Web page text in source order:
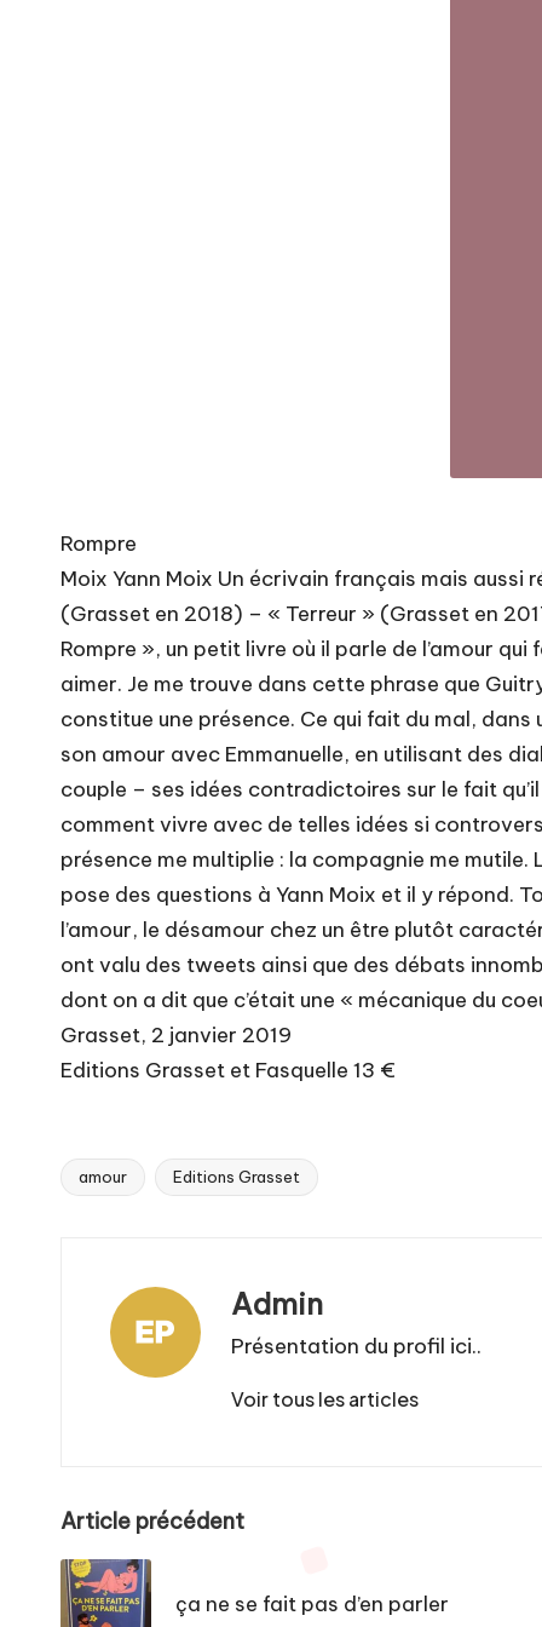
Rompre
Moix Yann Moix Un écrivain français mais
(Grasset en 2018) – « Terreur » (Grasset en
Rompre », un petit livre où il parle de l’amour qui
aimer. Je me trouve dans cette phrase que
constitue une présence. Ce qui fait du mal, dans
son amour avec Emmanuelle, en utilisant des
couple – ses idées contradictoires sur le fait
comment vivre avec de telles idées si
présence me multiplie : la compagnie me mutile.
pose des questions à Yann Moix et il y répond.
l’amour, le désamour chez un être plutôt
ont valu des tweets ainsi que des débats
dont on a dit que c’était une « mécanique du
Grasset, 2 janvier 2019
Editions Grasset et Fasquelle 13 €
Tags:
amour Editions Grasset
Admin
Présentation du profil ici..
Voir tous les articles
Post
navigation
Article précédent
ça ne se fait pas d’en parler